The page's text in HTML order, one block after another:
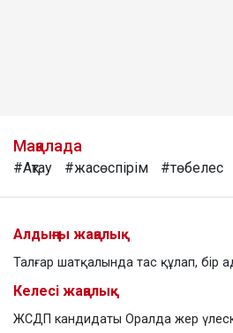
Мақалада
#Ақтау #жасөспірім #төбелес
Алдыңғы жаңалық
Талғар шатқалында тас құлап, бір
Келесі жаңалық
ЖСДП кандидаты Оралда жер